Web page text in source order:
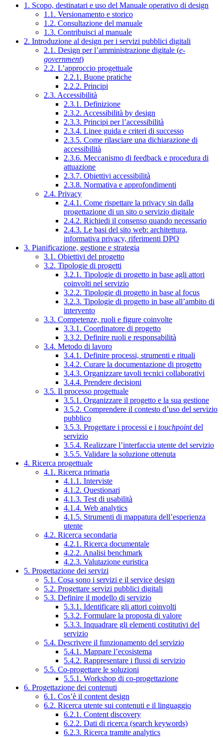
1. Scopo, destinatari e uso del Manuale operativo di design
1.1. Versionamento e storico
1.2. Consultazione del manuale
1.3. Contribuisci al manuale
2. Introduzione al design per i servizi pubblici digitali
2.1. Design per l’amministrazione digitale (e-
government)
2.2. L’approccio progettuale
2.2.1. Buone pratiche
2.2.2. Principi
2.3. Accessibilità
2.3.1. Definizione
2.3.2. Accessibilità by design
2.3.3. Principi per l’accessibilità
2.3.4. Linee guida e criteri di successo
2.3.5. Come rilasciare una dichiarazione di
accessibilità
2.3.6. Meccanismo di feedback e procedura di
attuazione
2.3.7. Obiettivi accessibilità
2.3.8. Normativa e approfondimenti
2.4. Privacy
2.4.1. Come rispettare la privacy sin dalla
progettazione di un sito o servizio digitale
2.4.2. Richiedi il consenso quando necessario
2.4.3. Le basi del sito web: architettura,
informativa privacy, riferimenti DPO
3. Pianificazione, gestione e strategia
3.1. Obiettivi del progetto
3.2. Tipologie di progetti
3.2.1. Tipologie di progetto in base agli attori
coinvolti nel servizio
3.2.2. Tipologie di progetto in base al focus
3.2.3. Tipologie di progetto in base all’ambito di
intervento
3.3. Competenze, ruoli e figure coinvolte
3.3.1. Coordinatore di progetto
3.3.2. Definire ruoli e responsabilità
3.4. Metodo di lavoro
3.4.1. Definire processi, strumenti e rituali
3.4.2. Curare la documentazione di progetto
3.4.3. Organizzare tavoli tecnici collaborativi
3.4.4. Prendere decisioni
3.5. Il processo progettuale
3.5.1. Organizzare il progetto e la sua gestione
3.5.2. Comprendere il contesto d’uso del servizio
pubblico
3.5.3. Progettare i processi e i touchpointdel
servizio
3.5.4. Realizzare l’interfaccia utente del servizio
3.5.5. Validare la soluzione ottenuta
4. Ricerca progettuale
4.1. Ricerca primaria
4.1.1. Interviste
4.1.2. Questionari
4.1.3. Test di usabilità
4.1.4. Web analytics
4.1.5. Strumenti di mappatura dell’esperienza
utente
4.2. Ricerca secondaria
4.2.1. Ricerca documentale
4.2.2. Analisi benchmark
4.2.3. Valutazione euristica
5. Progettazione dei servizi
5.1. Cosa sono i servizi e il service design
5.2. Progettare servizi pubblici digitali
5.3. Definire il modello di servizio
5.3.1. Identificare gli attori coinvolti
5.3.2. Formulare la proposta di valore
5.3.3. Inquadrare gli elementi costitutivi del
servizio
5.4. Descrivere il funzionamento del servizio
5.4.1. Mappare l’ecosistema
5.4.2. Rappresentare i flussi di servizio
5.5. Co-progettare le soluzioni
5.5.1. Workshop di co-progettazione
6. Progettazione dei contenuti
6.1. Cos’è il content design
6.2. Ricerca utente sui contenuti e il linguaggio
6.2.1. Content discovery
6.2.2. Dati di ricerca (search keywords)
6.2.3. Ricerca tramite analytics